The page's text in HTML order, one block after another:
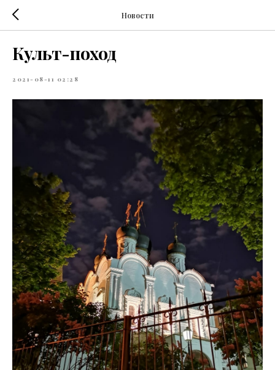
Новости
Культ-поход
2021-08-11 02:28